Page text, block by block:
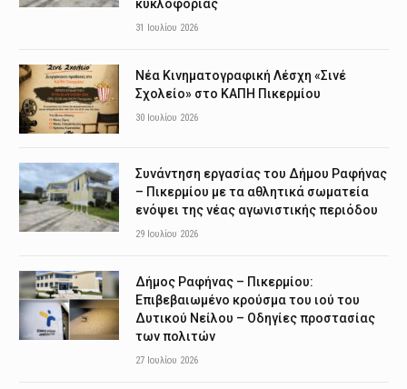
κυκλοφορίας
31 Ιουλίου 2026
Νέα Κινηματογραφική Λέσχη «Σινέ
Σχολείο» στο ΚΑΠΗ Πικερμίου
30 Ιουλίου 2026
Συνάντηση εργασίας του Δήμου Ραφήνας
– Πικερμίου με τα αθλητικά σωματεία
ενόψει της νέας αγωνιστικής περιόδου
29 Ιουλίου 2026
Δήμος Ραφήνας – Πικερμίου:
Επιβεβαιωμένο κρούσμα του ιού του
Δυτικού Νείλου – Οδηγίες προστασίας
των πολιτών
27 Ιουλίου 2026